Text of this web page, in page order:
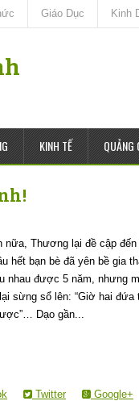
Giáo Dục Kinh
KINH TẾ QUẢNG
nữa, Thương lại đề cập
hết bạn bè đã yên bề gia
nhau được 5 năm, nhưng
sừng sổ lên: “Giờ hai
Dạo gần...
Twitter Google+